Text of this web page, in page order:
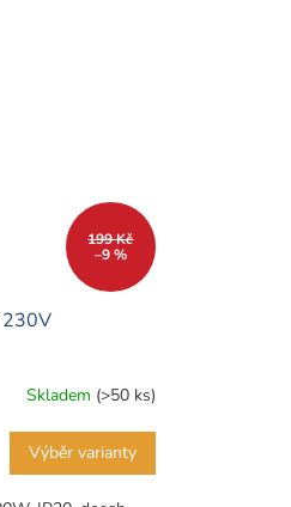
199 Kč
–9 %
230V
Skladem (>50 ks)
Výběr varianty